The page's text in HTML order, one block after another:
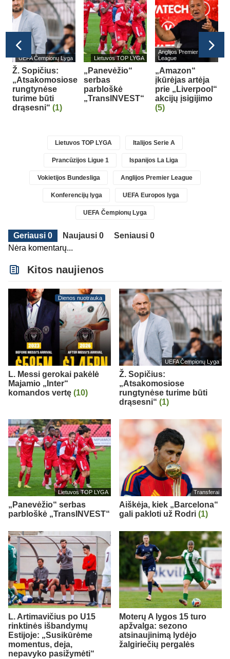
UEFA Čempionų Lyga
Ž. Sopičius:
„Atsakomosiose
rungtynėse
turime būti
drąsesni“ (1)
Lietuvos TOP LYGA
„Panevėžio“
serbas
parbloškė
„TransINVEST“
Anglijos Premier
League
„Amazon“
įkūrėjas artėja
prie „Liverpool“
akcijų įsigijimo
(5)
Lietuvos TOP LYGA Italijos Serie A
Prancūzijos Ligue 1 Ispanijos La Liga
Vokietijos Bundesliga Anglijos Premier League
Konferencijų lyga UEFA Europos lyga
UEFA Čempionų Lyga
Geriausi 0 Naujausi 0
Seniausi 0
Nėra komentarų...
Kitos naujienos
Dienos nuotrauka
L. Messi gerokai pakėlė
Majamio „Inter“
komandos vertę (10)
UEFA Čempionų Lyga
Ž. Sopičius:
„Atsakomosiose
rungtynėse turime būti
drąsesni“ (1)
Lietuvos TOP LYGA
„Panevėžio“ serbas
parbloškė „TransINVEST“
Transferai
Aiškėja, kiek „Barcelona“
gali pakloti už Rodri (1)
L. Artimavičius po U15
rinktinės išbandymų
Estijoje: „Susikūrėme
momentus, deja,
nepavyko pasižymėti“
Moterų A lygos 15 turo
apžvalga: sezono
atsinaujinimą lydėjo
žalgiriečių pergalės